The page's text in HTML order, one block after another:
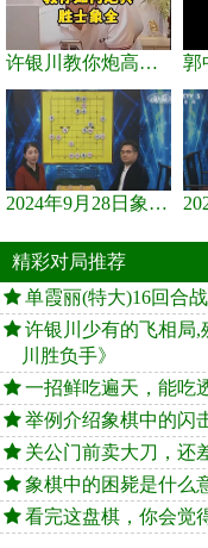
许银川教你炮高兵士象全如何赢士象全，简单四步即可
2024年9月28日象棋世界栏目，刘君、蒋川讲解了第九届杨官璘杯象棋...
精彩对局推荐
单霞丽(特大)16回合
许银川少有的飞相局,
川胜负手》
一招鲜吃遍天，能吃
举例介绍象棋中的闪
关公门前卖大刀，还
象棋中的困毙是什么
看完这盘棋，你会觉